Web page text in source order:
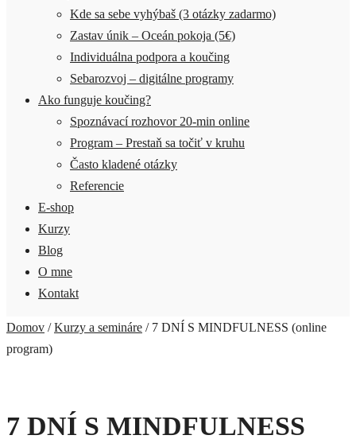
Kde sa sebe vyhýbaš (3 otázky zadarmo)
Zastav únik – Oceán pokoja (5€)
Individuálna podpora a koučing
Sebarozvoj – digitálne programy
Ako funguje koučing?
Spoznávací rozhovor 20-min online
Program – Prestaň sa točiť v kruhu
Často kladené otázky
Referencie
E-shop
Kurzy
Blog
O mne
Kontakt
Domov /Kurzy a semináre / 7 DNÍ S MINDFULNESS (online
program)
7 DNÍ S MINDFULNESS